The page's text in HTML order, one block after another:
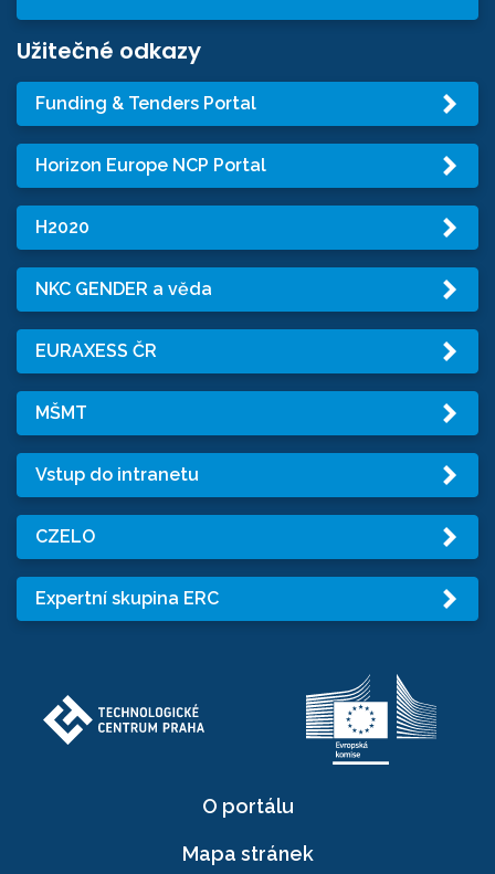
Užitečné odkazy
Funding & Tenders Portal
Horizon Europe NCP Portal
H2020
NKC GENDER a věda
EURAXESS ČR
MŠMT
Vstup do intranetu
CZELO
Expertní skupina ERC
O portálu
Mapa stránek